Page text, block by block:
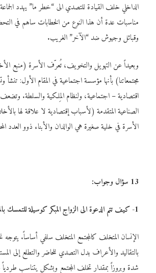
الداخلي خلف القيادة للتصدي الى “خطر ما” يهدد
مناسبات عدة أن هذا النوع من الخطابات ساهم في
وقبائل وجيوش ضد “الآخر” الغريب.
وبعيداً عن التهويل والتخويف، تُعرّف الأسرة (منبع
مجتمعاتنا) بأنها مؤسسة اجتماعية في المقام الأول: تنشأ
اقتصادية – اجتماعية، ولنظام المِلكية والسلطة. وتضعف
الصناعية المتقدمة (لأسباب إقتصادية لا علاقة لها
الأسرة في خلية صغيرة هي الوالدان والأبناء ذوو العدد
13 سؤال وجواب:
1- كيف تتم الدعوة الى الزواج المبكر كوسيلة للتمسك بالماضي؟
الإنسان المتخلف كالمجتمع المتخلف سلفي أساساً. يتوجه
بالتقاليد والأعراف بدل التصدي للحاضر والتطلع إلى
شدة وبروزاً بمقدار تخلف المجتمع وبشكل يتناسب